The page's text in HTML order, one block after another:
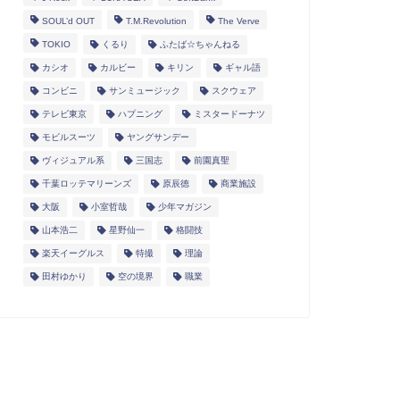
SOUL’d OUT T.M.Revolution The Verve
TOKIO くるり ふたば☆ちゃんねる
カシオ カルビー キリン ギャル語
コンビニ サンミュージック スクウェア
テレビ東京 ハプニング ミスタードーナツ
モビルスーツ ヤングサンデー
ヴィジュアル系 三国志 前園真聖
千葉ロッテマリーンズ 原辰徳 商業施設
大阪 小室哲哉 少年マガジン
山本浩二 星野仙一 格闘技
楽天イーグルス 特撮 理論
田村ゆかり 空の境界 職業